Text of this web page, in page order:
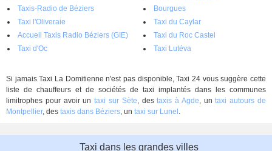
Taxis-Radio de Béziers
Bourgues
Taxi l'Oliveraie
Taxi du Caylar
Accueil Taxis Radio Béziers (GIE)
Taxi du Roc Castel
Taxi d'Oc
Taxi Lutéva
Si jamais Taxi La Domitienne n'est pas disponible, Taxi 24 vous suggère cette
liste de chauffeurs et de sociétés de taxi implantés dans les communes
limitrophes pour avoir untaxi sur Sète, destaxis à Agde, untaxi autours de
Montpellier, des taxis dans Béziers, un taxi sur Lunel .
Taxi dans les grandes villes